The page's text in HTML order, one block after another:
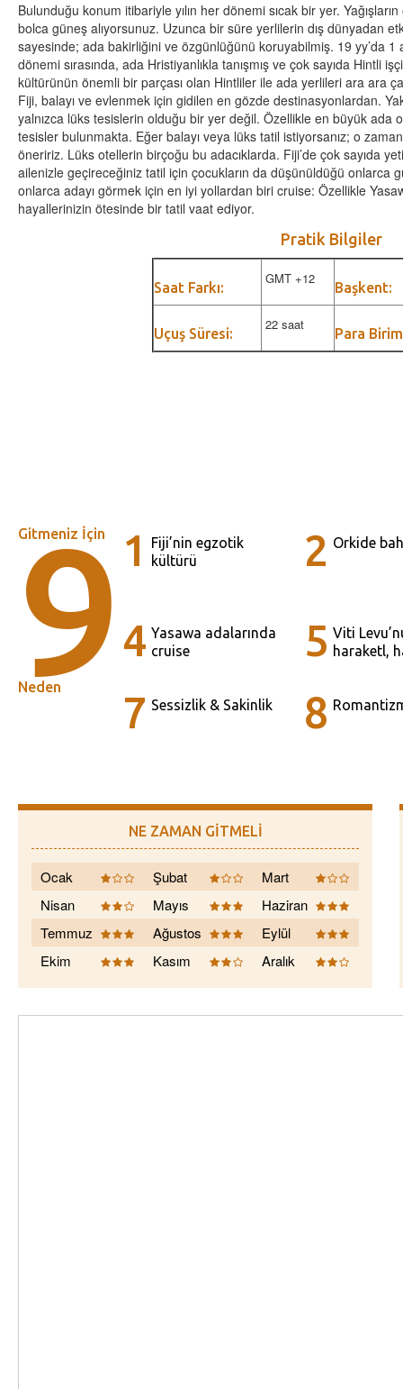
Bulunduğu konum itibariyle yılın her dönemi sıcak bir yer.
bolca güneş alıyorsunuz. Uzunca bir süre yerlilerin dış dünyadan
sayesinde; ada bakirliğini ve özgünlüğünü koruyabilmiş. 19 yy’da 1
dönemi sırasında, ada Hristiyanlıkla tanışmış ve çok sayıda Hintli
kültürünün önemli bir parçası olan Hintliler ile ada yerlileri ara ara
Fiji, balayı ve evlenmek için gidilen en gözde destinasyonlardan.
yalnızca lüks tesislerin olduğu bir yer değil. Özellikle en büyük ada
tesisler bulunmakta. Eğer balayı veya lüks tatil istiyorsanız; o
öneririz. Lüks otellerin birçoğu bu adacıklarda. Fiji’de çok sayıda
ailenizle geçireceğiniz tatil için çocukların da düşünüldüğü onlarca
onlarca adayı görmek için en iyi yollardan biri cruise: Özellikle
hayallerinizin ötesinde bir tatil vaat ediyor.
Pratik Bilgiler
Saat Farkı:
GMT +12
Başkent:
Uçuş Süresi:
22 saat
Para
Gitmeniz İçin
9
Neden
1
Fiji’nin egzotik
kültürü
2 Orkide
4 Yasawa adalarında
cruise
5 Viti
haraketl,
7 Sessizlik & Sakinlik 8
NE ZAMAN GİTMELİ
Ocak Şubat
Mart
Nisan
Mayıs
Haziran
Temmuz
Ağustos
Eylül
Ekim
Kasım Aralık